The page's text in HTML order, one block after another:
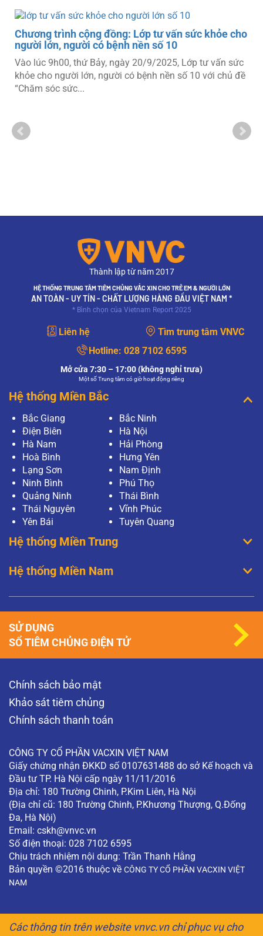
Chương trình cộng đồng: Lớp tư vấn sức khỏe cho
người lớn, người có bệnh nền số 10
Vào lúc 9h00, thứ Bảy, ngày 20/9/2025, Lớp tư vấn sức
khỏe cho người lớn, người có bệnh nền số 10 với chủ đề
“Chăm sóc sức...
Thành lập từ năm 2017
HỆ THỐNG TRUNG TÂM TIÊM CHỦNG VẮC XIN CHO TRẺ EM & NGƯỜI LỚN
AN TOÀN - UY TÍN - CHẤT LƯỢNG HÀNG ĐẦU VIỆT NAM *
* Bình chọn của Vietnam Report 2025
Liên hệ
Tìm trung tâm VNVC
Hotline: 028 7102 6595
Mở cửa 7:30 – 17:00 (không nghỉ trưa)
Một số Trung tâm có giờ hoạt động riêng
Hệ thống Miền Bắc
Bắc Giang
Bắc Ninh
Điện Biên
Hà Nội
Hà Nam
Hải Phòng
Hoà Bình
Hưng Yên
Lạng Sơn
Nam Định
Ninh Bình
Phú Thọ
Quảng Ninh
Thái Bình
Thái Nguyên
Vĩnh Phúc
Yên Bái
Tuyên Quang
Hệ thống Miền Trung
Hệ thống Miền Nam
Chính sách bảo mật
Khảo sát tiêm chủng
Chính sách thanh toán
CÔNG TY CỔ PHẦN VACXIN VIỆT NAM
Giấy chứng nhận ĐKKD số 0107631488 do sở Kế hoạch và
Đầu tư TP. Hà Nội cấp ngày 11/11/2016
Địa chỉ: 180 Trường Chinh, P.Kim Liên, Hà Nội
(Địa chỉ cũ: 180 Trường Chinh, P.Khương Thượng, Q.Đống
Đa, Hà Nội)
Email: cskh@vnvc.vn
Số điện thoại: 028 7102 6595
Chịu trách nhiệm nội dung: Trần Thanh Hằng
Bản quyền ©2016 thuộc về CÔNG TY CỔ PHẦN VACXIN VIỆT
NAM
SỬ DỤNG
SỔ TIÊM CHỦNG ĐIỆN TỬ
Các thông tin trên website vnvc.vn chỉ phục vụ cho